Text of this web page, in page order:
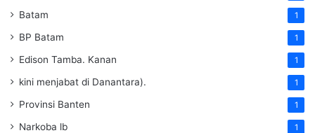
Batam 1
BP Batam 1
Edison Tamba. Kanan 1
kini menjabat di Danantara). 1
Provinsi Banten 1
Narkoba lb 1